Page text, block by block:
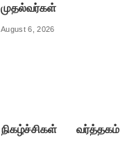
முதல்வர்கள்
August 6, 2026
நிகழ்ச்சிகள் வர்த்தகம்